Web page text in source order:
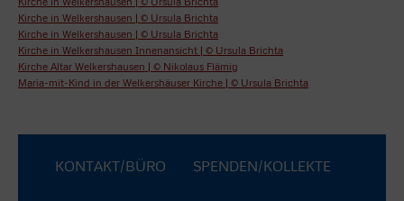
Kirche in Welkershausen | © Ursula Brichta
Kirche in Welkershausen | © Ursula Brichta
Kirche in Welkershausen Innenansicht | © Ursula Brichta
Kirche Altar Welkershausen | © Nikolaus Flämig
Maria-mit-Kind in der Welkershäuser Kirche | © Ursula Brichta
KONTAKT/BÜRO SPENDEN/KOLLEKTE